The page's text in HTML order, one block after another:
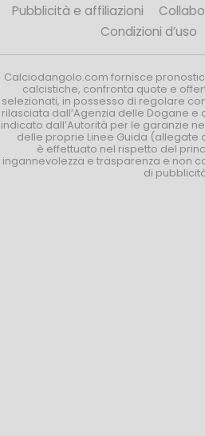
Pubblicità e affiliazioni
Condizioni d’uso
Calciodangolo.com fornisce
calcistiche, confronta quote e
selezionati, in possesso di regolare
rilasciata dall’Agenzia delle Dogane e
indicato dall’Autorità per le garanzie
delle proprie Linee Guida (allegate
è effettuato nel rispetto del
ingannevolezza e trasparenza e non
di